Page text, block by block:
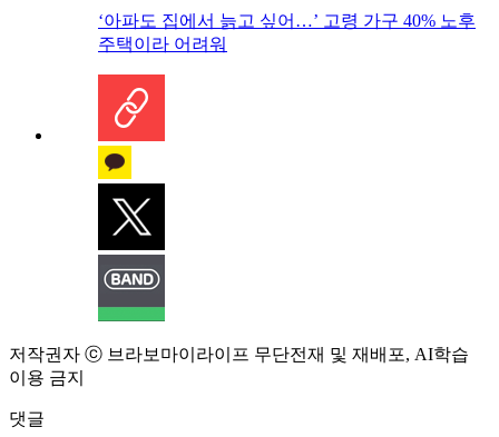
‘아파도 집에서 늙고 싶어…’ 고령 가구 40% 노후
주택이라 어려워
저작권자 ⓒ 브라보마이라이프 무단전재 및 재배포, AI학습
이용 금지
댓글